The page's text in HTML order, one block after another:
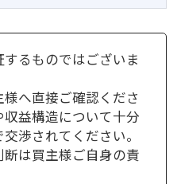
るものではございま
へ直接ご確認くださ
益構造について十分
渉されてください。
は買主様ご自身の責